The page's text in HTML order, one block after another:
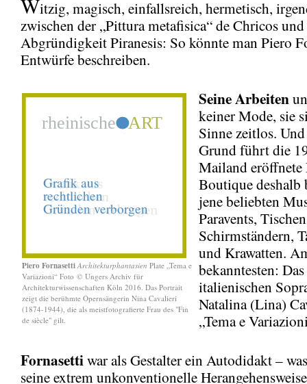
itzig, magisch, einfallsreich, hermetisch,
zwischen der „Pittura metafisica“ de Chricos
Abgründigkeit Piranesis: So könnte man Piero
Entwürfe beschreiben.
Piero Fornasetti Architekturphantasien Plate „Tema e
Variazioni“ Foto © Ungers Archiv für
Architekturwissenschaften Köln 2016. Das Portrait
zeigt die berühmte Opernsängerin Nina Cavalieri
(1874-1944), die als meistfotografierte Frau des "Fin
de siècle" gilt.
Seine Arbeiten
keiner Mode, sie
Sinne zeitlos.
Grund führt die
Mailand eröffnete
Boutique deshalb
jene beliebten
Paravents,
Schirmständern,
und Krawatten.
bekanntesten:
italienischen
Natalina (Lina)
„Tema e
Fornasettiwar als Gestalter ein Autodidakt –
seine extrem unkonventionelle